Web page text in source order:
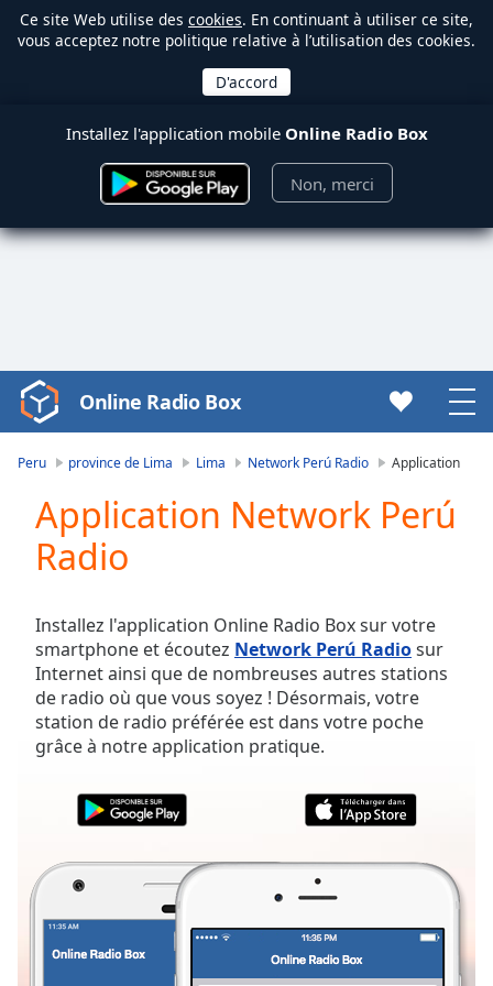
Ce site Web utilise des cookies. En continuant à utiliser ce site,
vous acceptez notre politique relative à l’utilisation des cookies.
Installez l'application mobile Online Radio Box
Non, merci
Video
Player
Play
Video
Skip
Forward
Mute
Current
Time0:00
Duration-:-
Seek to
live,
behind
LIVE
Online Radio Box
Peru province de Lima Lima Network Perú Radio Application
Application Network Perú
Radio
Installez l'application Online Radio Box sur votre
smartphone et écoutez Network Perú Radiosur
Internet ainsi que de nombreuses autres stations
de radio où que vous soyez ! Désormais, votre
station de radio préférée est dans votre poche
grâce à notre application pratique.